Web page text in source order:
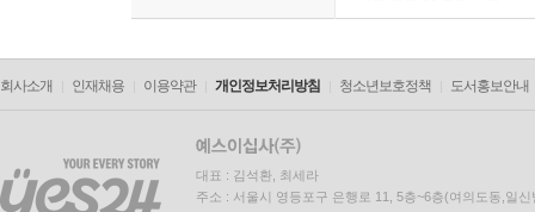
회사소개 인재채용 이용약관 개인정보처리방침 청소년보호정책 도서홍보안내
대표 : 김석환, 최세라
주소 : 서울시 영등포구 은행로 11, 5층~6층(여의도동,일신